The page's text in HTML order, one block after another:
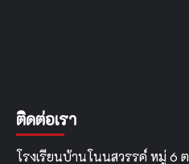
ติดต่อเรา
โรงเรียนบ้านโนนสวรรค์ หมู่ 6